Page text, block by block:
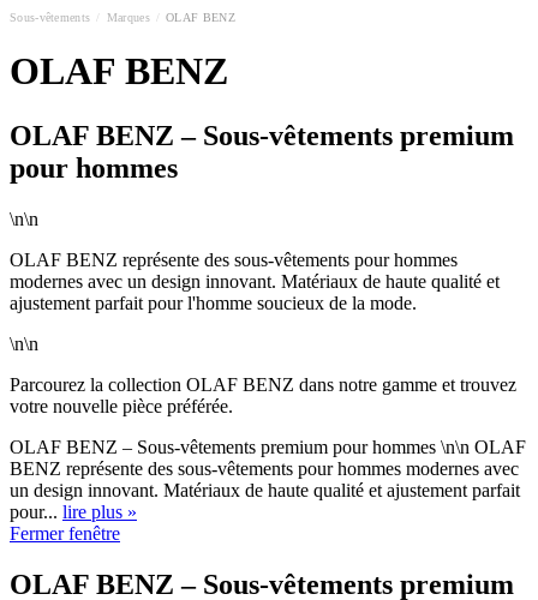
Sous-vêtements Marques OLAF BENZ
OLAF BENZ
OLAF BENZ – Sous-vêtements premium
pour hommes
\n\n
OLAF BENZ représente des sous-vêtements pour hommes
modernes avec un design innovant. Matériaux de haute qualité et
ajustement parfait pour l'homme soucieux de la mode.
\n\n
Parcourez la collection OLAF BENZ dans notre gamme et trouvez
votre nouvelle pièce préférée.
OLAF BENZ – Sous-vêtements premium pour hommes \n\n OLAF
BENZ représente des sous-vêtements pour hommes modernes avec
un design innovant. Matériaux de haute qualité et ajustement parfait
pour... lire plus »
Fermer fenêtre
OLAF BENZ – Sous-vêtements premium